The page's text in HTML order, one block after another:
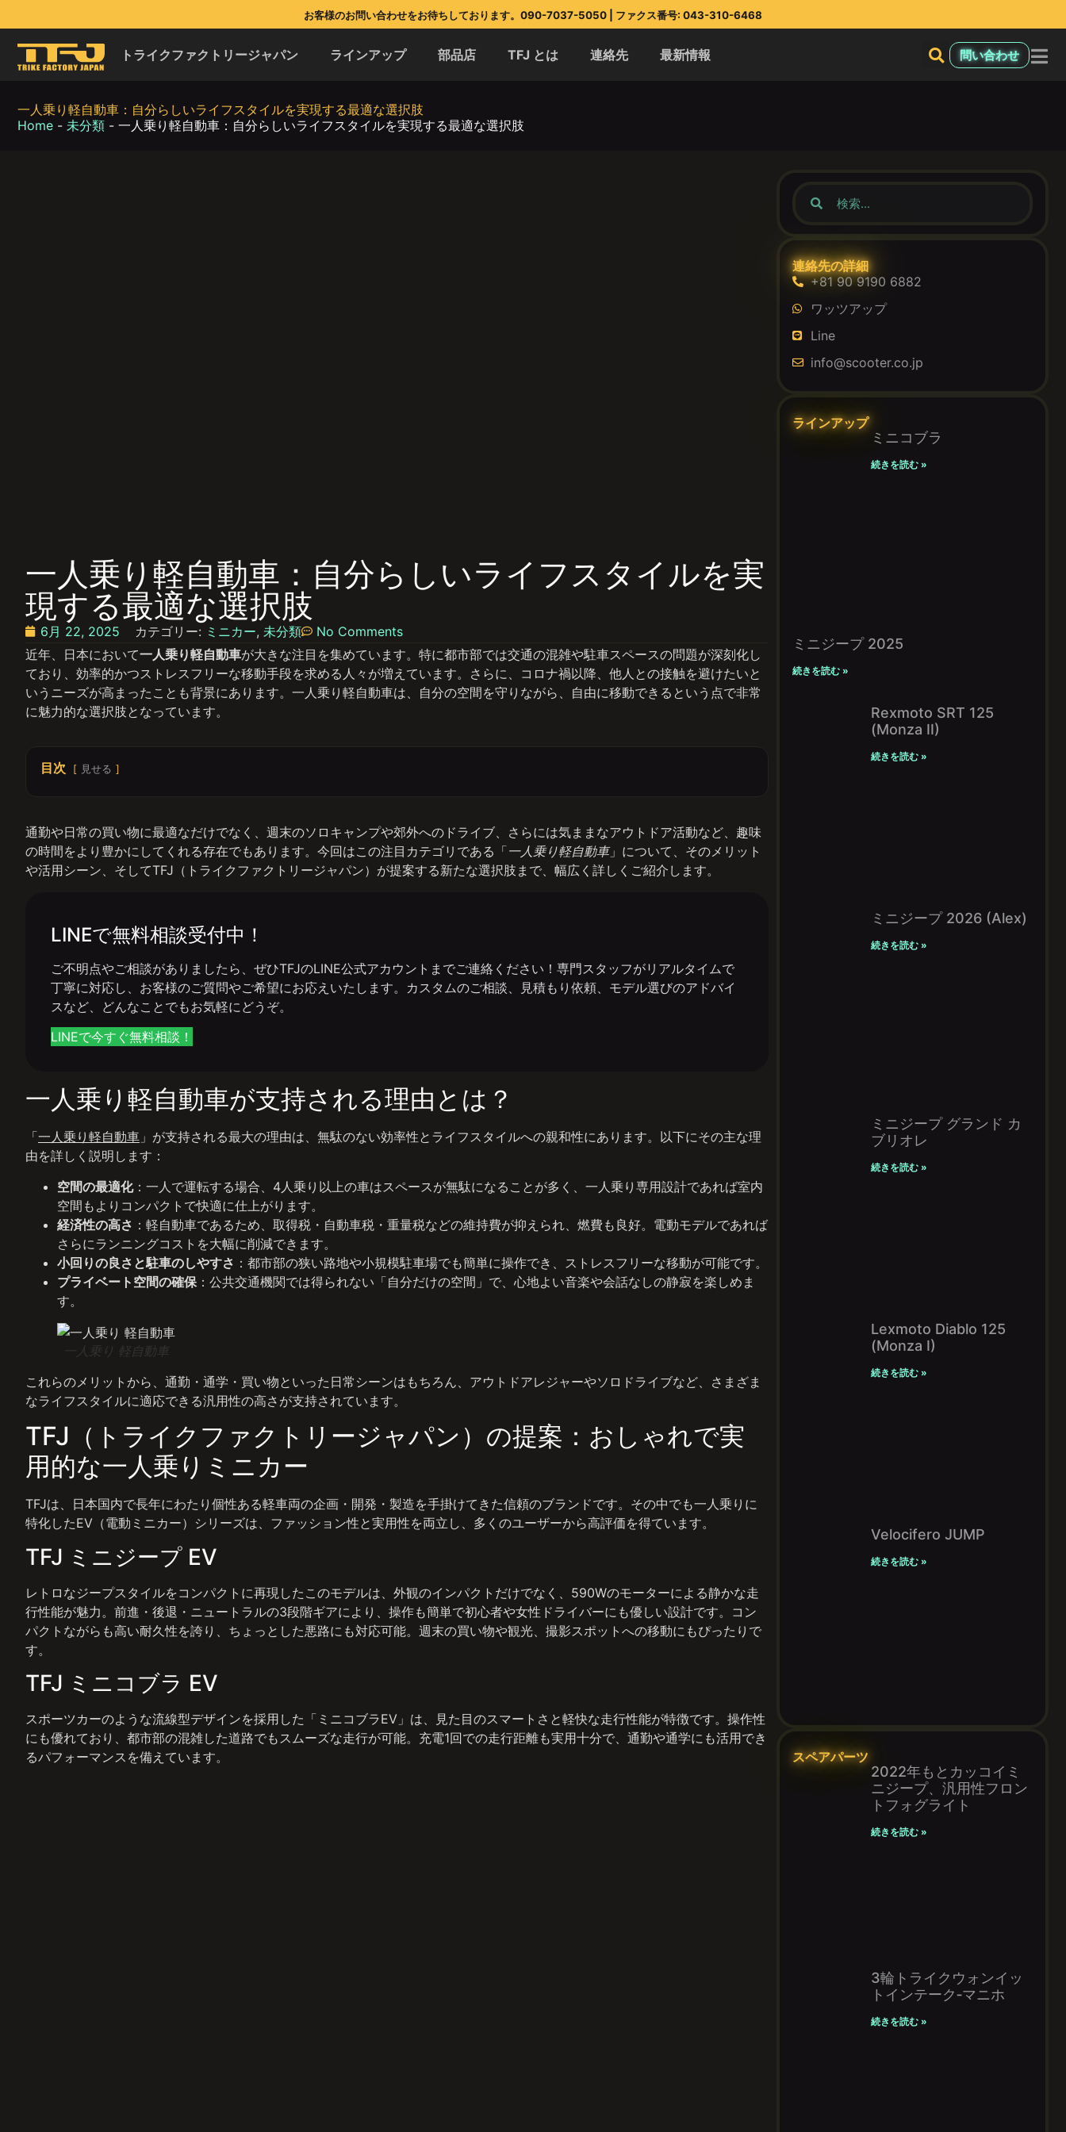
お客様のお問い合わせをお待ちしております。090-7037-5050 | ファクス番号: 043-310-6468
トライクファクトリージャパン ラインアップ 部品店 TFJ とは 連絡先 最新情報 問い合わせ
一人乗り軽自動車：自分らしいライフスタイルを実現する最適な選択肢
Home - 未分類 - 一人乗り軽自動車：自分らしいライフスタイルを実現する最適な選択肢
一人乗り軽自動車：自分らしいライフスタイルを実
現する最適な選択肢
6月 22, 2025 カテゴリー: ミニカー, 未分類
No Comments
近年、日本において一人乗り軽自動車が大きな注目を集めています。特に都市部では交通の混雑や駐車スペースの問題が深刻化し
ており、効率的かつストレスフリーな移動手段を求める人々が増えています。さらに、コロナ禍以降、他人との接触を避けたいと
いうニーズが高まったことも背景にあります。一人乗り軽自動車は、自分の空間を守りながら、自由に移動できるという点で非常
に魅力的な選択肢となっています。
目次 見せる
通勤や日常の買い物に最適なだけでなく、週末のソロキャンプや郊外へのドライブ、さらには気ままなアウトドア活動など、趣味
の時間をより豊かにしてくれる存在でもあります。今回はこの注目カテゴリである「一人乗り軽自動車」について、そのメリット
や活用シーン、そしてTFJ（トライクファクトリージャパン）が提案する新たな選択肢まで、幅広く詳しくご紹介します。
LINEで無料相談受付中！
ご不明点やご相談がありましたら、ぜひTFJのLINE公式アカウントまでご連絡ください！専門スタッフがリアルタイムで
丁寧に対応し、お客様のご質問やご希望にお応えいたします。カスタムのご相談、見積もり依頼、モデル選びのアドバイ
スなど、どんなことでもお気軽にどうぞ。
LINEで今すぐ無料相談！
一人乗り軽自動車が支持される理由とは？
「一人乗り軽自動車 」が支持される最大の理由は、無駄のない効率性とライフスタイルへの親和性にあります。以下にその主な理
由を詳しく説明します：
空間の最適化：一人で運転する場合、4人乗り以上の車はスペースが無駄になることが多く、一人乗り専用設計であれば室内
空間もよりコンパクトで快適に仕上がります。
経済性の高さ ：軽自動車であるため、取得税・自動車税・重量税などの維持費が抑えられ、燃費も良好。電動モデルであれば
さらにランニングコストを大幅に削減できます。
小回りの良さと駐車のしやすさ ：都市部の狭い路地や小規模駐車場でも簡単に操作でき、ストレスフリーな移動が可能です。
プライベート空間の確保 ：公共交通機関では得られない「自分だけの空間」で、心地よい音楽や会話なしの静寂を楽しめま
す。
一人乗り 軽自動車
これらのメリットから、通勤・通学・買い物といった日常シーンはもちろん、アウトドアレジャーやソロドライブなど、さまざま
なライフスタイルに適応できる汎用性の高さが支持されています。
TFJ（トライクファクトリージャパン）の提案：おしゃれで実
用的な一人乗りミニカー
TFJは、日本国内で長年にわたり個性ある軽車両の企画・開発・製造を手掛けてきた信頼のブランドです。その中でも一人乗りに
特化したEV（電動ミニカー）シリーズは、ファッション性と実用性を両立し、多くのユーザーから高評価を得ています。
TFJ ミニジープ EV
レトロなジープスタイルをコンパクトに再現したこのモデルは、外観のインパクトだけでなく、590Wのモーターによる静かな走
行性能が魅力。前進・後退・ニュートラルの3段階ギアにより、操作も簡単で初心者や女性ドライバーにも優しい設計です。コン
パクトながらも高い耐久性を誇り、ちょっとした悪路にも対応可能。週末の買い物や観光、撮影スポットへの移動にもぴったりで
す。
TFJ ミニコブラ EV
スポーツカーのような流線型デザインを採用した「ミニコブラEV」は、見た目のスマートさと軽快な走行性能が特徴です。操作性
にも優れており、都市部の混雑した道路でもスムーズな走行が可能。充電1回での走行距離も実用十分で、通勤や通学にも活用でき
るパフォーマンスを備えています。
連絡先の詳細
+81 90 9190 6882
ワッツアップ
Line
info@scooter.co.jp
ラインアップ
ミニコブラ
続きを読む »
ミニジープ 2025
続きを読む »
Rexmoto SRT 125
(Monza II)
続きを読む »
ミニジープ 2026 (Alex)
続きを読む »
ミニジープ グランド カ
ブリオレ
続きを読む »
Lexmoto Diablo 125
(Monza I)
続きを読む »
Velocifero JUMP
続きを読む »
スペアパーツ
2022年もとカッコイミ
ニジープ、汎用性フロン
トフォグライト
続きを読む »
3輪トライクウォンイッ
トインテーク‐マニホ
続きを読む »